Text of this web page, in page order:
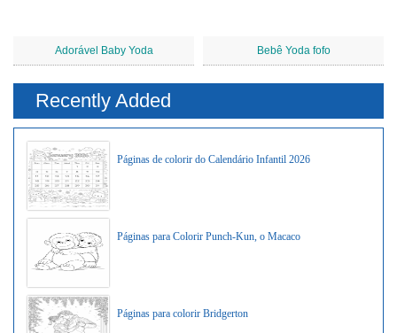
Adorável Baby Yoda Bebê Yoda fofo
Recently Added
Páginas de colorir do Calendário Infantil 2026
Páginas para Colorir Punch-Kun, o Macaco
Páginas para colorir Bridgerton